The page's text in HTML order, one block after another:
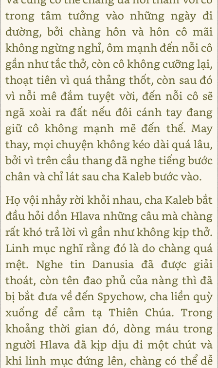
trong tâm tưởng vào những ngày đi
đường, bởi chàng hôn và hôn cô mãi
không ngừng nghỉ, ôm mạnh đến nỗi cô
gần như tắc thở, còn cô không cưỡng lại,
thoạt tiên vì quá thảng thốt, còn sau đó
vì nỗi mê đắm tuyệt vời, đến nỗi cô sẽ
ngã xoài ra đất nếu đôi cánh tay đang
giữ cô không mạnh mẽ đến thế. May
thay, mọi chuyện không kéo dài quá lâu,
bởi vì trên cầu thang đã nghe tiếng bước
chân và chỉ lát sau cha Kaleb bước vào.
Họ vội nhảy rời khỏi nhau, cha Kaleb bắt
đầu hỏi dồn Hlava những câu mà chàng
rất khó trả lời vì gần như không kịp thở.
Linh mục nghĩ rằng đó là do chàng quá
mệt. Nghe tin Danusia đã được giải
thoát, còn tên đao phủ của nàng thì đã
bị bắt đưa về đến Spychow, cha liền quỳ
xuống để cảm tạ Thiên Chúa. Trong
khoảng thời gian đó, dòng máu trong
người Hlava đã kịp dịu đi một chút và
khi linh mục đứng lên, chàng có thể dễ